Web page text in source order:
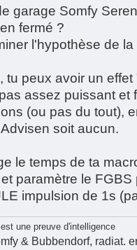
garage Somfy
fermé ?
l'hypothèse de
tu peux avoir un
assez puissant et
(ou pas du tout),
soit aucun.
le temps de ta
paramètre le
impulsion de 1s
une preuve d'intelligence
& Bubbendorf, radiat.